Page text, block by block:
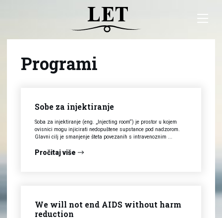
Programi
Sobe za injektiranje
Soba za injektiranje (eng. „Injecting room“) je prostor u kojem
ovisnici mogu injicirati nedopuštene supstance pod nadzorom.
Glavni cilj je smanjenje šteta povezanih s intravenoznim ...
Pročitaj više
We will not end AIDS without harm
reduction